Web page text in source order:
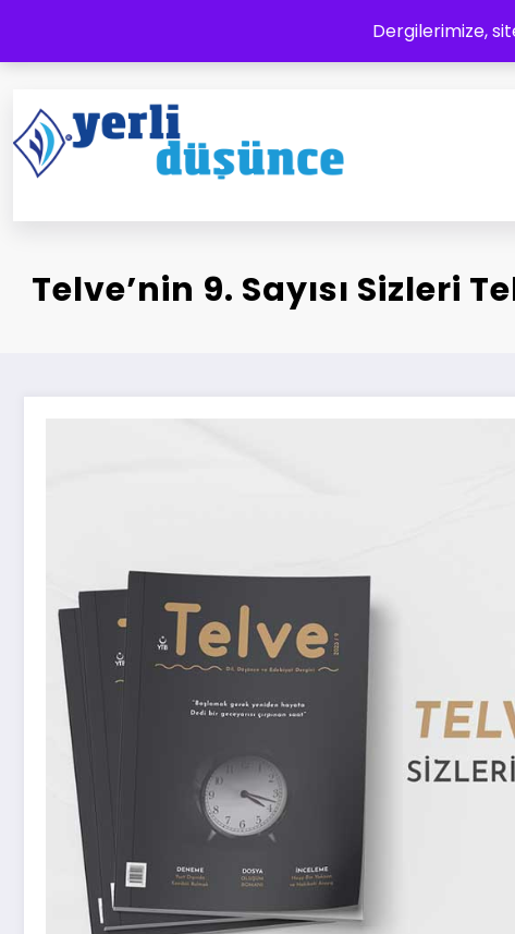
Dergilerimize,
Yerli Düşünce Dergisi
Telve’nin 9. Sayısı Sizleri